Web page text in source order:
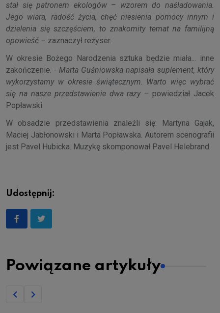
stał się patronem ekologów – wzorem do naśladowania.
Jego wiara, radość życia, chęć niesienia pomocy innym i
dzielenia się szczęściem, to znakomity temat na familijną
opowieść – zaznaczył reżyser.
W okresie Bożego Narodzenia sztuka będzie miała... inne
zakończenie.- Marta Guśniowska napisała suplement, który
wykorzystamy w okresie świątecznym. Warto więc wybrać
się na nasze przedstawienie dwa razy – powiedział Jacek
Popławski.
W obsadzie przedstawienia znaleźli się: Martyna Gajak,
Maciej Jabłonowski i Marta Popławska. Autorem scenografii
jest Pavel Hubicka. Muzykę skomponował Pavel Helebrand.
Udostępnij:
Powiązane artykuły